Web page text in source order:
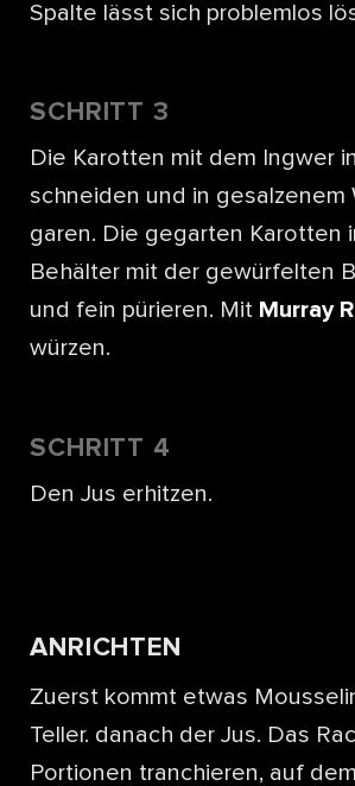
Spalte lässt sich problemlos
SCHRITT 3
Die Karotten mit dem Ingwer
schneiden und in gesalzenem
garen. Die gegarten Karotten
Behälter mit der gewürfelten
und fein pürieren. Mit Murray
würzen.
SCHRITT 4
Den Jus erhitzen.
ANRICHTEN
Zuerst kommt etwas
Teller. danach der Jus. Das
Portionen tranchieren, auf